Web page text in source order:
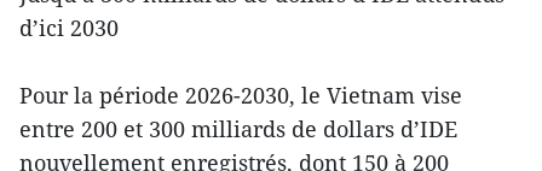
d’ici 2030
Pour la période 2026-2030, le Vietnam vise
entre 200 et 300 milliards de dollars d’IDE
nouvellement enregistrés, dont 150 à 200